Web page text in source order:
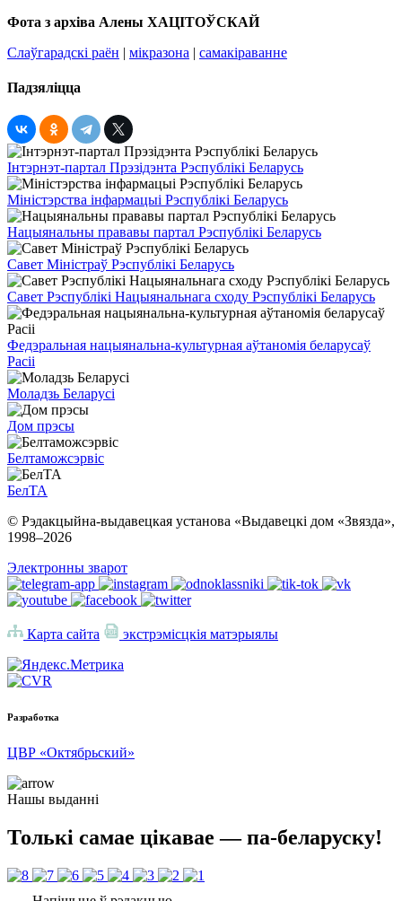
Фота з архіва Алены ХАЦІТОЎСКАЙ
Слаўгарадскі раён | мікразона | самакіраванне
Падзяліцца
Інтэрнэт-партал Прэзідэнта Рэспублікі Беларусь
Міністэрства інфармацыі Рэспублікі Беларусь
Нацыянальны прававы партал Рэспублікі Беларусь
Савет Міністраў Рэспублікі Беларусь
Савет Рэспублікі Нацыянальнага сходу Рэспублікі Беларусь
Федэральная нацыянальна-культурная аўтаномія беларусаў
Расіі
Моладзь Беларусі
Дом прэсы
Белтаможсэрвіс
БелТА
© Рэдакцыйна-выдавецкая установа «Выдавецкі дом «Звязда»,
1998–2026
Электронны зварот
Карта сайта экстрэмісцкія матэрыялы
Разработка
ЦВР «Октябрьский»
Нашы выданні
Толькі самае цікавае — па-беларуску!